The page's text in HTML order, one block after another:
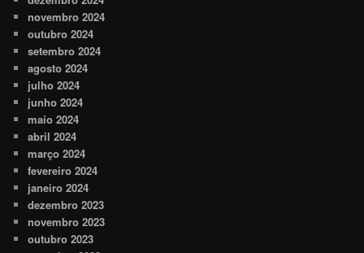
novembro 2024
outubro 2024
setembro 2024
agosto 2024
julho 2024
junho 2024
maio 2024
abril 2024
março 2024
fevereiro 2024
janeiro 2024
dezembro 2023
novembro 2023
outubro 2023